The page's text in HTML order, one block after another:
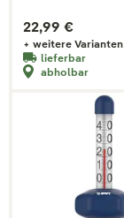
22,99 €
+ weitere Varianten
lieferbar
abholbar